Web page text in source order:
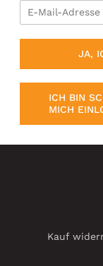
JA,
ICH BIN
MICH
Kauf